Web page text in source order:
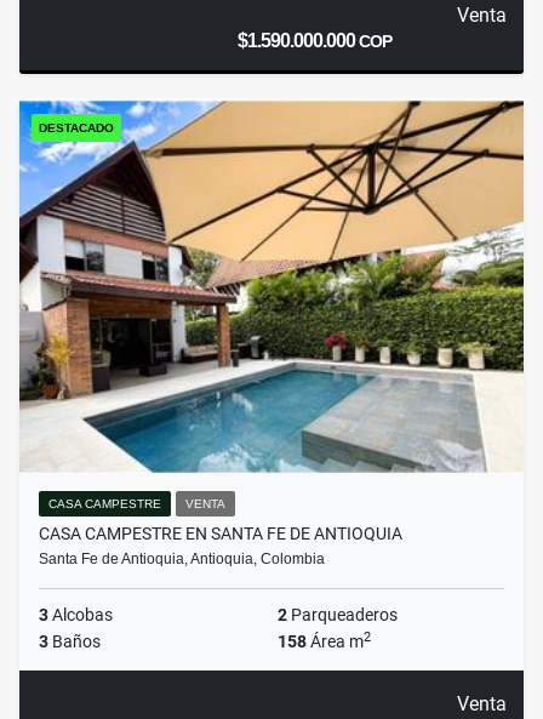
Venta
$1.590.000.000COP
DESTACADO
CASA CAMPESTRE VENTA
CASA CAMPESTRE EN SANTA FE DE ANTIOQUIA
Santa Fe de Antioquia, Antioquia, Colombia
3Alcobas 2 Parqueaderos
3 Baños 158Área m2
Venta